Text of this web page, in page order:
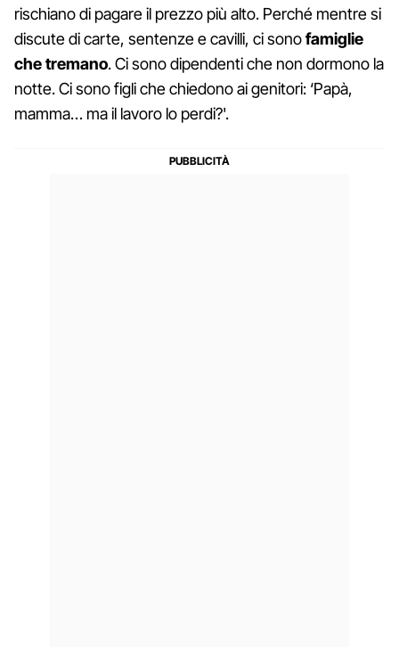
rischiano di pagare il prezzo più alto. Perché mentre si
discute di carte, sentenze e cavilli, ci sonofamiglie
che tremano. Ci sono dipendenti che non dormono la
notte. Ci sono figli che chiedono ai genitori: ‘Papà,
mamma… ma il lavoro lo perdi?'.